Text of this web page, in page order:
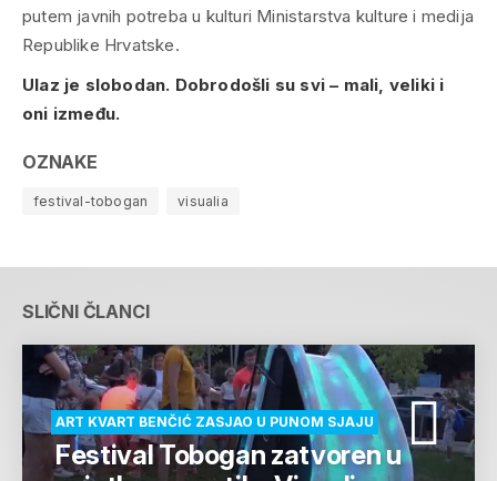
putem javnih potreba u kulturi Ministarstva kulture i medija
Republike Hrvatske.
Ulaz je slobodan. Dobrodošli su svi – mali, veliki i
oni između.
OZNAKE
festival-tobogan visualia
SLIČNI ČLANCI
ART KVART BENČIĆ ZASJAO U PUNOM SJAJU
Festival Tobogan zatvoren u